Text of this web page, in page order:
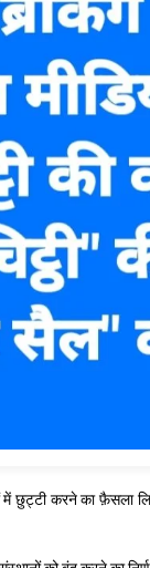
छुट्टी करने का फ़ैसला